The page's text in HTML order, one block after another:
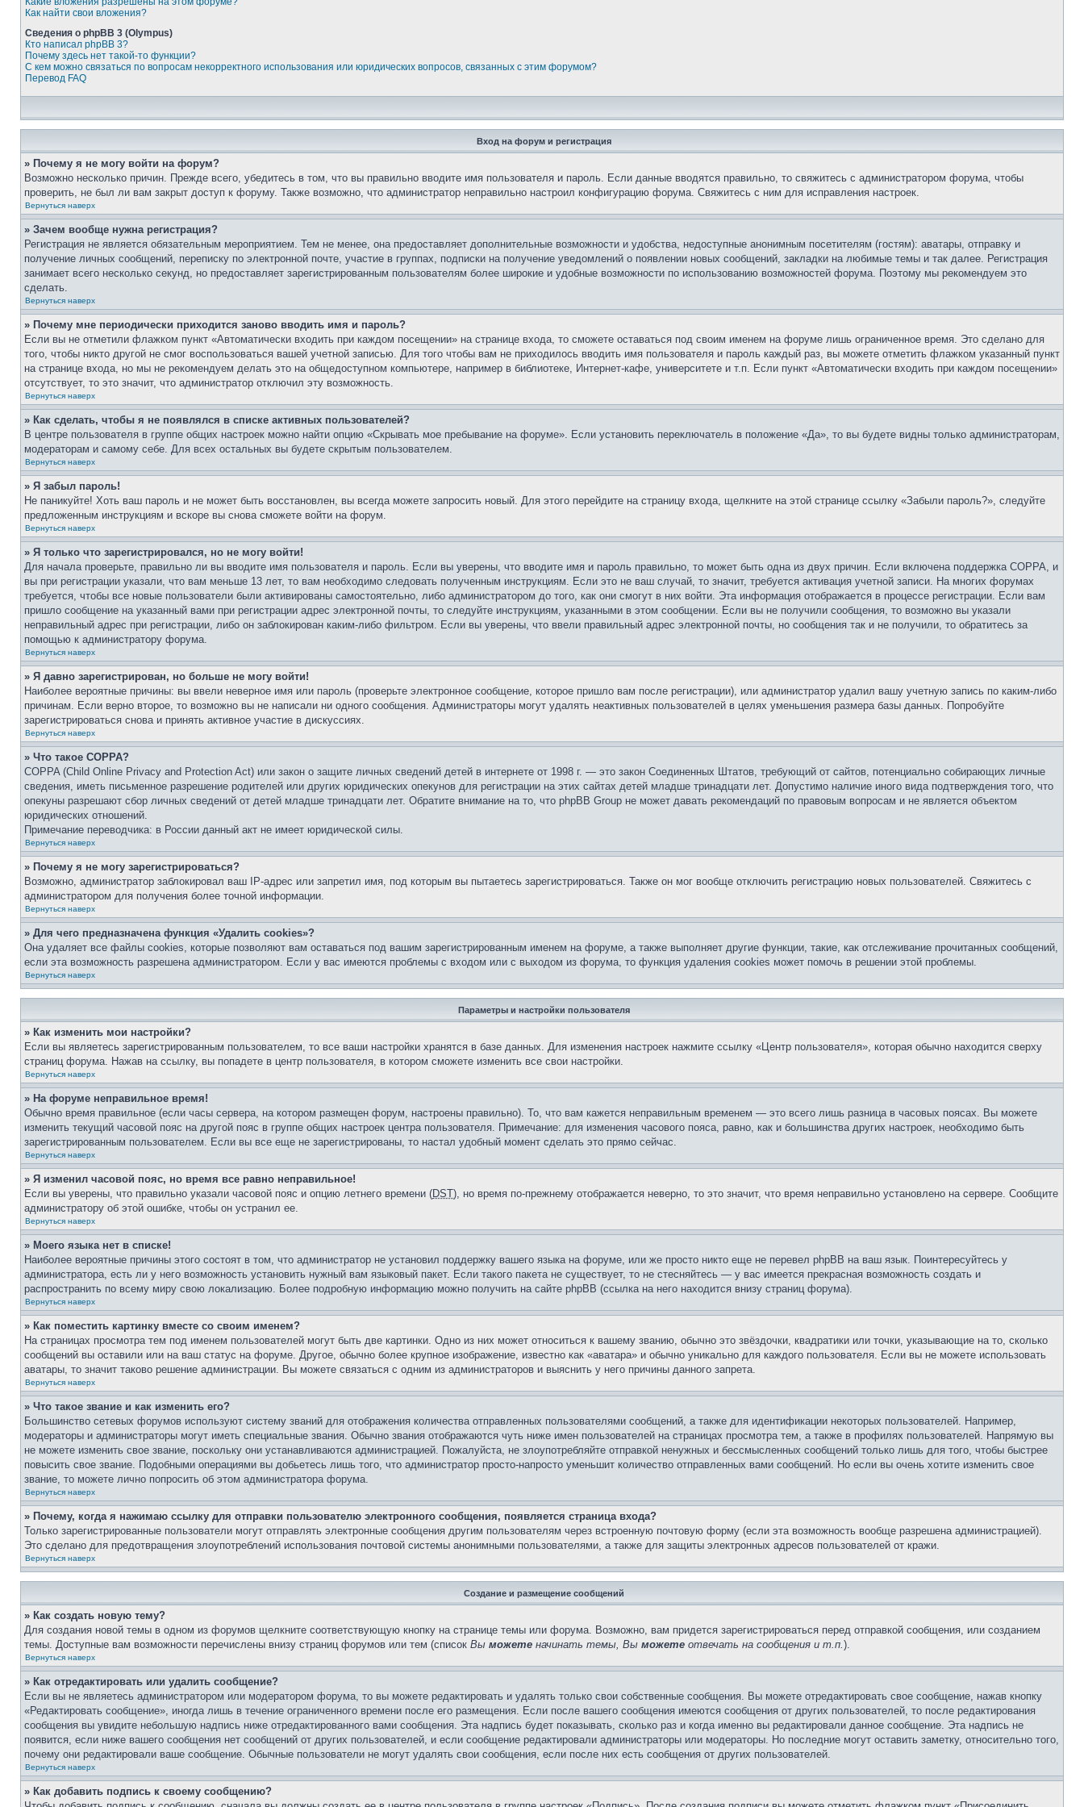
Как найти свои вложения?
Сведения о phpBB 3 (Olympus)
Кто написал phpBB 3?
Почему здесь нет такой-то функции?
С кем можно связаться по вопросам некорректного использования или юридических вопросов, связанных с этим форумом?
Перевод FAQ
Вход на форум и регистрация
» Почему я не могу войти на форум?
Возможно несколько причин. Прежде всего, убедитесь в том, что вы правильно вводите имя пользователя и пароль. Если данные вводятся правильно, то свяжитесь с администратором форума, чтобы
проверить, не был ли вам закрыт доступ к форуму. Также возможно, что администратор неправильно настроил конфигурацию форума. Свяжитесь с ним для исправления настроек.
Вернуться наверх
» Зачем вообще нужна регистрация?
Регистрация не является обязательным мероприятием. Тем не менее, она предоставляет дополнительные возможности и удобства, недоступные анонимным посетителям (гостям): аватары, отправку и
получение личных сообщений, переписку по электронной почте, участие в группах, подписки на получение уведомлений о появлении новых сообщений, закладки на любимые темы и так далее. Регистрация
занимает всего несколько секунд, но предоставляет зарегистрированным пользователям более широкие и удобные возможности по использованию возможностей форума. Поэтому мы рекомендуем это
сделать.
Вернуться наверх
» Почему мне периодически приходится заново вводить имя и пароль?
Если вы не отметили флажком пункт «Автоматически входить при каждом посещении» на странице входа, то сможете оставаться под своим именем на форуме лишь ограниченное время. Это сделано для
того, чтобы никто другой не смог воспользоваться вашей учетной записью. Для того чтобы вам не приходилось вводить имя пользователя и пароль каждый раз, вы можете отметить флажком указанный пункт
на странице входа, но мы не рекомендуем делать это на общедоступном компьютере, например в библиотеке, Интернет-кафе, университете и т.п. Если пункт «Автоматически входить при каждом посещении»
отсутствует, то это значит, что администратор отключил эту возможность.
Вернуться наверх
» Как сделать, чтобы я не появлялся в списке активных пользователей?
В центре пользователя в группе общих настроек можно найти опцию «Скрывать мое пребывание на форуме». Если установить переключатель в положение «Да», то вы будете видны только администраторам,
модераторам и самому себе. Для всех остальных вы будете скрытым пользователем.
Вернуться наверх
» Я забыл пароль!
Не паникуйте! Хоть ваш пароль и не может быть восстановлен, вы всегда можете запросить новый. Для этого перейдите на страницу входа, щелкните на этой странице ссылку «Забыли пароль?», следуйте
предложенным инструкциям и вскоре вы снова сможете войти на форум.
Вернуться наверх
» Я только что зарегистрировался, но не могу войти!
Для начала проверьте, правильно ли вы вводите имя пользователя и пароль. Если вы уверены, что вводите имя и пароль правильно, то может быть одна из двух причин. Если включена поддержка COPPA, и
вы при регистрации указали, что вам меньше 13 лет, то вам необходимо следовать полученным инструкциям. Если это не ваш случай, то значит, требуется активация учетной записи. На многих форумах
требуется, чтобы все новые пользователи были активированы самостоятельно, либо администратором до того, как они смогут в них войти. Эта информация отображается в процессе регистрации. Если вам
пришло сообщение на указанный вами при регистрации адрес электронной почты, то следуйте инструкциям, указанными в этом сообщении. Если вы не получили сообщения, то возможно вы указали
неправильный адрес при регистрации, либо он заблокирован каким-либо фильтром. Если вы уверены, что ввели правильный адрес электронной почты, но сообщения так и не получили, то обратитесь за
помощью к администратору форума.
Вернуться наверх
» Я давно зарегистрирован, но больше не могу войти!
Наиболее вероятные причины: вы ввели неверное имя или пароль (проверьте электронное сообщение, которое пришло вам после регистрации), или администратор удалил вашу учетную запись по каким-либо
причинам. Если верно второе, то возможно вы не написали ни одного сообщения. Администраторы могут удалять неактивных пользователей в целях уменьшения размера базы данных. Попробуйте
зарегистрироваться снова и принять активное участие в дискуссиях.
Вернуться наверх
» Что такое COPPA?
COPPA (Child Online Privacy and Protection Act) или закон о защите личных сведений детей в интернете от 1998 г. — это закон Соединенных Штатов, требующий от сайтов, потенциально собирающих личные
сведения, иметь письменное разрешение родителей или других юридических опекунов для регистрации на этих сайтах детей младше тринадцати лет. Допустимо наличие иного вида подтверждения того, что
опекуны разрешают сбор личных сведений от детей младше тринадцати лет. Обратите внимание на то, что phpBB Group не может давать рекомендаций по правовым вопросам и не является объектом
юридических отношений.
Примечание переводчика: в России данный акт не имеет юридической силы.
Вернуться наверх
» Почему я не могу зарегистрироваться?
Возможно, администратор заблокировал ваш IP-адрес или запретил имя, под которым вы пытаетесь зарегистрироваться. Также он мог вообще отключить регистрацию новых пользователей. Свяжитесь с
администратором для получения более точной информации.
Вернуться наверх
» Для чего предназначена функция «Удалить cookies»?
Она удаляет все файлы cookies, которые позволяют вам оставаться под вашим зарегистрированным именем на форуме, а также выполняет другие функции, такие, как отслеживание прочитанных сообщений,
если эта возможность разрешена администратором. Если у вас имеются проблемы с входом или с выходом из форума, то функция удаления cookies может помочь в решении этой проблемы.
Вернуться наверх
Параметры и настройки пользователя
» Как изменить мои настройки?
Если вы являетесь зарегистрированным пользователем, то все ваши настройки хранятся в базе данных. Для изменения настроек нажмите ссылку «Центр пользователя», которая обычно находится сверху
страниц форума. Нажав на ссылку, вы попадете в центр пользователя, в котором сможете изменить все свои настройки.
Вернуться наверх
» На форуме неправильное время!
Обычно время правильное (если часы сервера, на котором размещен форум, настроены правильно). То, что вам кажется неправильным временем — это всего лишь разница в часовых поясах. Вы можете
изменить текущий часовой пояс на другой пояс в группе общих настроек центра пользователя. Примечание: для изменения часового пояса, равно, как и большинства других настроек, необходимо быть
зарегистрированным пользователем. Если вы все еще не зарегистрированы, то настал удобный момент сделать это прямо сейчас.
Вернуться наверх
» Я изменил часовой пояс, но время все равно неправильное!
Если вы уверены, что правильно указали часовой пояс и опцию летнего времени (DST), но время по-прежнему отображается неверно, то это значит, что время неправильно установлено на сервере. Сообщите
администратору об этой ошибке, чтобы он устранил ее.
Вернуться наверх
» Моего языка нет в списке!
Наиболее вероятные причины этого состоят в том, что администратор не установил поддержку вашего языка на форуме, или же просто никто еще не перевел phpBB на ваш язык. Поинтересуйтесь у
администратора, есть ли у него возможность установить нужный вам языковый пакет. Если такого пакета не существует, то не стесняйтесь — у вас имеется прекрасная возможность создать и
распространить по всему миру свою локализацию. Более подробную информацию можно получить на сайте phpBB (ссылка на него находится внизу страниц форума).
Вернуться наверх
» Как поместить картинку вместе со своим именем?
На страницах просмотра тем под именем пользователей могут быть две картинки. Одно из них может относиться к вашему званию, обычно это звёздочки, квадратики или точки, указывающие на то, сколько
сообщений вы оставили или на ваш статус на форуме. Другое, обычно более крупное изображение, известно как «аватара» и обычно уникально для каждого пользователя. Если вы не можете использовать
аватары, то значит таково решение администрации. Вы можете связаться с одним из администраторов и выяснить у него причины данного запрета.
Вернуться наверх
» Что такое звание и как изменить его?
Большинство сетевых форумов используют систему званий для отображения количества отправленных пользователями сообщений, а также для идентификации некоторых пользователей. Например,
модераторы и администраторы могут иметь специальные звания. Обычно звания отображаются чуть ниже имен пользователей на страницах просмотра тем, а также в профилях пользователей. Напрямую вы
не можете изменить свое звание, поскольку они устанавливаются администрацией. Пожалуйста, не злоупотребляйте отправкой ненужных и бессмысленных сообщений только лишь для того, чтобы быстрее
повысить свое звание. Подобными операциями вы добьетесь лишь того, что администратор просто-напросто уменьшит количество отправленных вами сообщений. Но если вы очень хотите изменить свое
звание, то можете лично попросить об этом администратора форума.
Вернуться наверх
» Почему, когда я нажимаю ссылку для отправки пользователю электронного сообщения, появляется страница входа?
Только зарегистрированные пользователи могут отправлять электронные сообщения другим пользователям через встроенную почтовую форму (если эта возможность вообще разрешена администрацией).
Это сделано для предотвращения злоупотреблений использования почтовой системы анонимными пользователями, а также для защиты электронных адресов пользователей от кражи.
Вернуться наверх
Создание и размещение сообщений
» Как создать новую тему?
Для создания новой темы в одном из форумов щелкните соответствующую кнопку на странице темы или форума. Возможно, вам придется зарегистрироваться перед отправкой сообщения, или созданием
темы. Доступные вам возможности перечислены внизу страниц форумов или тем (список Вы можете начинать темы, Вы можете отвечать на сообщения и т.п.).
Вернуться наверх
» Как отредактировать или удалить сообщение?
Если вы не являетесь администратором или модератором форума, то вы можете редактировать и удалять только свои собственные сообщения. Вы можете отредактировать свое сообщение, нажав кнопку
«Редактировать сообщение», иногда лишь в течение ограниченного времени после его размещения. Если после вашего сообщения имеются сообщения от других пользователей, то после редактирования
сообщения вы увидите небольшую надпись ниже отредактированного вами сообщения. Эта надпись будет показывать, сколько раз и когда именно вы редактировали данное сообщение. Эта надпись не
появится, если ниже вашего сообщения нет сообщений от других пользователей, и если сообщение редактировали администраторы или модераторы. Но последние могут оставить заметку, относительно того,
почему они редактировали ваше сообщение. Обычные пользователи не могут удалять свои сообщения, если после них есть сообщения от других пользователей.
Вернуться наверх
» Как добавить подпись к своему сообщению?